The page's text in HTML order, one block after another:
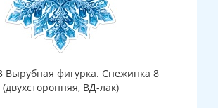
Вырубная фигурка. Снежинка 8
(двухсторонняя, ВД-лак)